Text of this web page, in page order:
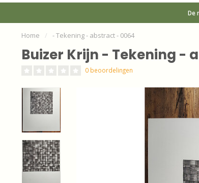
De
Home / - Tekening - abstract - 0064
Buizer Krijn - Tekening -
0 beoordelingen